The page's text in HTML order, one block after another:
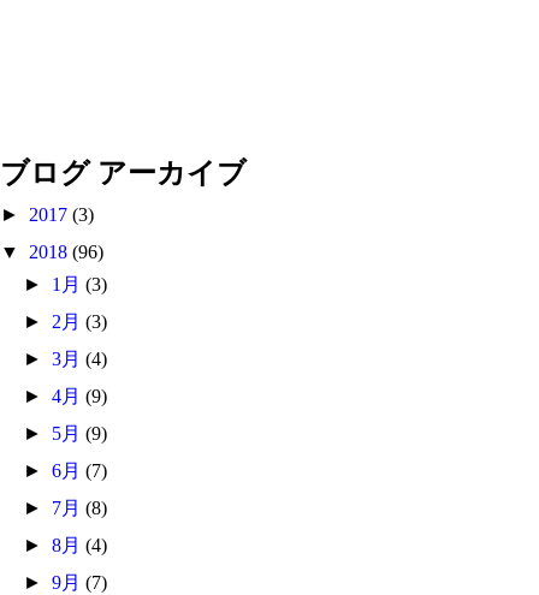
ブログ アーカイブ
► 2017 (3)
▼ 2018 (96)
► 1月(3)
► 2月(3)
►3月(4)
►4月(9)
► 5月(9)
►6月(7)
► 7月(8)
►8月(4)
►9月(7)